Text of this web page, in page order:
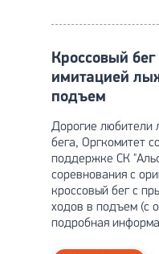
Кроссовый
имитацией
подъем
Дорогие любители
бега, Оргкомитет
поддержке СК
соревнования с
кроссовый бег с
ходов в подъем (с
подробная